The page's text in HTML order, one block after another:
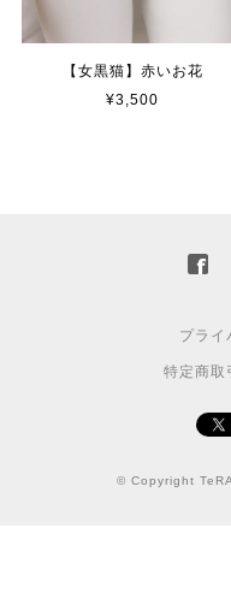
【女黒猫】赤いお花
¥3,500
プライ
特定商取
© Copyright